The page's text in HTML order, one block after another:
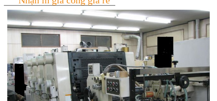
Nhận in gia công giá rẻ